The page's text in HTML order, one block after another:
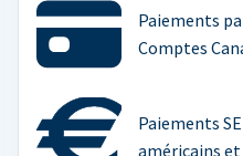
Paiements
Comptes
Paiements
américains